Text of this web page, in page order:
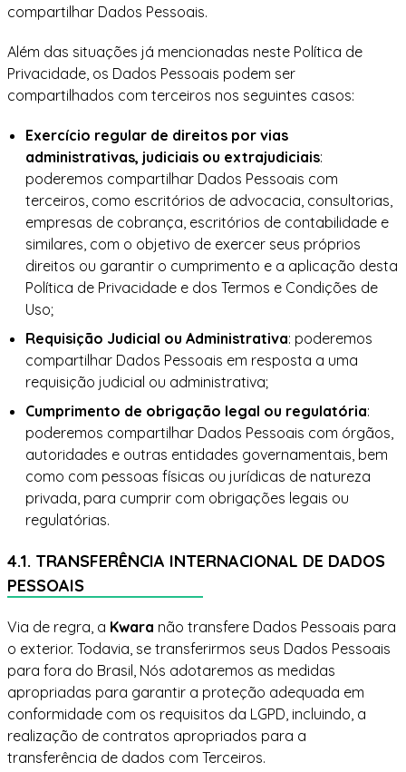
compartilhar Dados Pessoais.
Além das situações já mencionadas neste Política de
Privacidade, os Dados Pessoais podem ser
compartilhados com terceiros nos seguintes casos:
Exercício regular de direitos por vias
administrativas, judiciais ou extrajudiciais:
poderemos compartilhar Dados Pessoais com
terceiros, como escritórios de advocacia, consultorias,
empresas de cobrança, escritórios de contabilidade e
similares, com o objetivo de exercer seus próprios
direitos ou garantir o cumprimento e a aplicação desta
Política de Privacidade e dos Termos e Condições de
Uso;
Requisição Judicial ou Administrativa: poderemos
compartilhar Dados Pessoais em resposta a uma
requisição judicial ou administrativa;
Cumprimento de obrigação legal ou regulatória:
poderemos compartilhar Dados Pessoais com órgãos,
autoridades e outras entidades governamentais, bem
como com pessoas físicas ou jurídicas de natureza
privada, para cumprir com obrigações legais ou
regulatórias.
4.1. TRANSFERÊNCIA INTERNACIONAL DE DADOS
PESSOAIS
Via de regra, a Kwara não transfere Dados Pessoais para
o exterior. Todavia, se transferirmos seus Dados Pessoais
para fora do Brasil, Nós adotaremos as medidas
apropriadas para garantir a proteção adequada em
conformidade com os requisitos da LGPD, incluindo, a
realização de contratos apropriados para a
transferência de dados com Terceiros.